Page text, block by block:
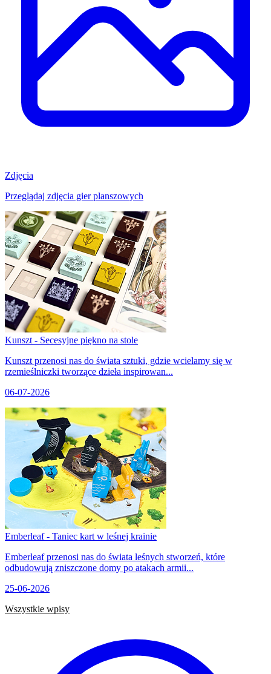
Zdjęcia
Przeglądaj zdjęcia gier planszowych
Kunszt - Secesyjne piękno na stole
Kunszt przenosi nas do świata sztuki, gdzie wcielamy się w
rzemieślniczki tworzące dzieła inspirowan...
06-07-2026
Emberleaf - Taniec kart w leśnej krainie
Emberleaf przenosi nas do świata leśnych stworzeń, które
odbudowują zniszczone domy po atakach armii...
25-06-2026
Wszystkie wpisy